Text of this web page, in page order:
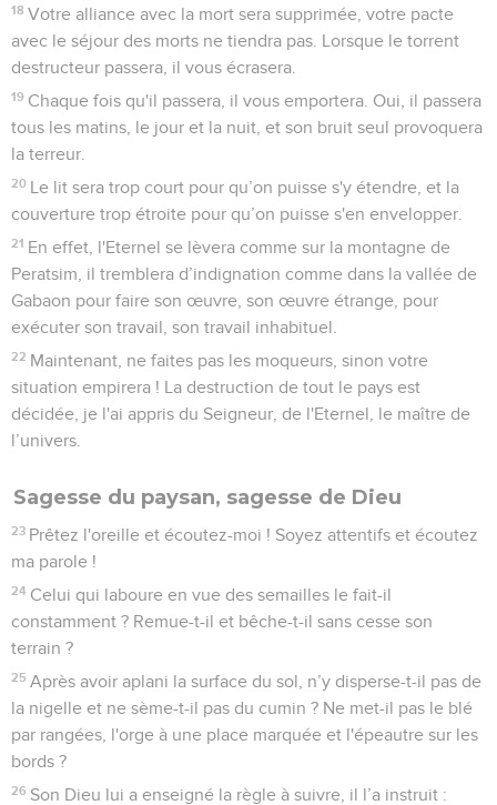
18 Votre alliance avec la mort sera supprimée, votre pacte
avec le séjour des morts ne tiendra pas. Lorsque le torrent
destructeur passera, il vous écrasera.
19 Chaque fois qu'il passera, il vous emportera. Oui, il passera
tous les matins, le jour et la nuit, et son bruit seul provoquera
la terreur.
20 Le lit sera trop court pour qu’on puisse s'y étendre, et la
couverture trop étroite pour qu’on puisse s'en envelopper.
21 En effet, l'Eternel se lèvera comme sur la montagne de
Peratsim, il tremblera d’indignation comme dans la vallée de
Gabaon pour faire son œuvre, son œuvre étrange, pour
exécuter son travail, son travail inhabituel.
22 Maintenant, ne faites pas les moqueurs, sinon votre
situation empirera ! La destruction de tout le pays est
décidée, je l'ai appris du Seigneur, de l'Eternel, le maître de
l’univers.
Sagesse du paysan, sagesse de Dieu
23 Prêtez l'oreille et écoutez-moi ! Soyez attentifs et écoutez
ma parole !
24 Celui qui laboure en vue des semailles le fait-il
constamment ? Remue-t-il et bêche-t-il sans cesse son
terrain ?
25 Après avoir aplani la surface du sol, n’y disperse-t-il pas de
la nigelle et ne sème-t-il pas du cumin ? Ne met-il pas le blé
par rangées, l'orge à une place marquée et l'épeautre sur les
bords ?
26 Son Dieu lui a enseigné la règle à suivre, il l’a instruit :